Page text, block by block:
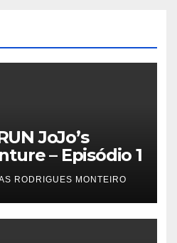
JoJo’s
– Episódio 1
RODRIGUES MONTEIRO